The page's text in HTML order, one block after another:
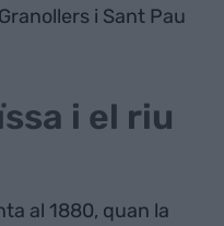
i Sant Pau
i el riu
al 1880, quan la